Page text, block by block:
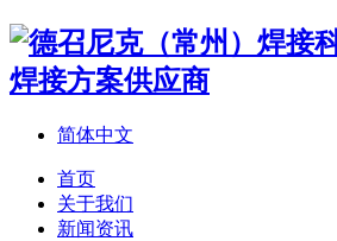
简体中文
首页
关于我们
新闻资讯